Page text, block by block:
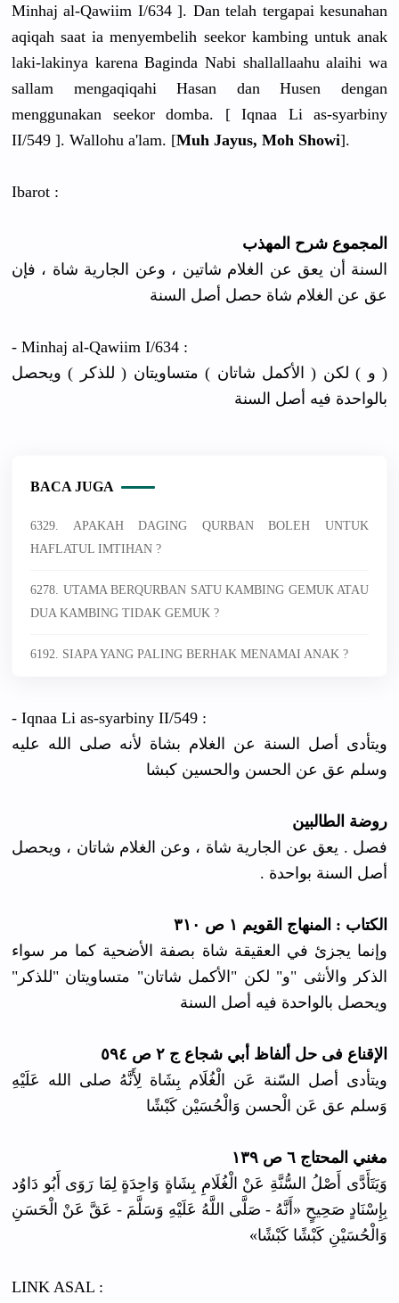
Minhaj al-Qawiim I/634 ]. Dan telah tergapai kesunahan
aqiqah saat ia menyembelih seekor kambing untuk anak
laki-lakinya karena Baginda Nabi shallallaahu alaihi wa
sallam mengaqiqahi Hasan dan Husen dengan
menggunakan seekor domba. [ Iqnaa Li as-syarbiny
II/549 ]. Wallohu a'lam. [Muh Jayus, Moh Showi].
Ibarot :
المجموع شرح المهذب
السنة أن يعق عن الغلام شاتين ، وعن الجارية شاة ، فإن
عق عن الغلام شاة حصل أصل السنة
- Minhaj al-Qawiim I/634 :
( و ) لكن ( الأكمل شاتان ) متساويتان ( للذكر ) ويحصل
بالواحدة فيه أصل السنة
BACA JUGA
6329. APAKAH DAGING QURBAN BOLEH UNTUK
HAFLATUL IMTIHAN ?
6278. UTAMA BERQURBAN SATU KAMBING GEMUK ATAU
DUA KAMBING TIDAK GEMUK ?
6192. SIAPA YANG PALING BERHAK MENAMAI ANAK ?
- Iqnaa Li as-syarbiny II/549 :
ويتأدى أصل السنة عن الغلام بشاة لأنه صلى الله عليه
وسلم عق عن الحسن والحسين كبشا
روضة الطالبين
فصل . يعق عن الجارية شاة ، وعن الغلام شاتان ، ويحصل
أصل السنة بواحدة .
الكتاب : المنهاج القويم ١ ص ٣١٠
وإنما يجزئ في العقيقة شاة بصفة الأضحية كما مر سواء
الذكر والأنثى "و" لكن "الأكمل شاتان" متساويتان "للذكر"
ويحصل بالواحدة فيه أصل السنة
الإقناع فى حل ألفاظ أبي شجاع ج ٢ ص ٥٩٤
ويتأدى أصل السّنة عَن الْغُلَام بِشَاة لِأَنَّهُ صلى الله عَلَيْهِ
وَسلم عق عَن الْحسن وَالْحُسَيْن كَبْشًا
مغني المحتاج ٦ ص ١٣٩
وَيَتَأَدَّى أَصْلُ السُّنَّةِ عَنْ الْغُلَامِ بِشَاةٍ وَاحِدَةٍ لِمَا رَوَى أَبُو دَاوُد
بِإِسْنَادٍ صَحِيحٍ «أَنَّهُ - صَلَّى اللَّهُ عَلَيْهِ وَسَلَّمَ - عَقَّ عَنْ الْحَسَنِ
وَالْحُسَيْنِ كَبْشًا كَبْشًا»
LINK ASAL :